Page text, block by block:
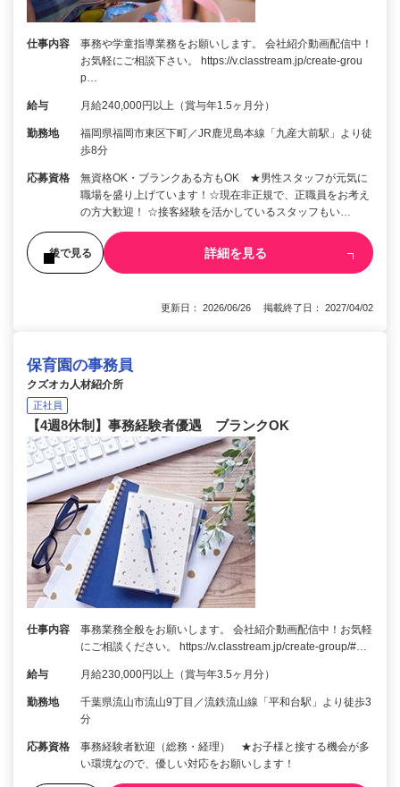
仕事内容
事務や学童指導業務をお願いします。 会社紹介動画配信中！
お気軽にご相談下さい。 https://v.classtream.jp/create-grou
p…
給与 月給240,000円以上（賞与年1.5ヶ月分）
勤務地
福岡県福岡市東区下町／JR鹿児島本線「九産大前駅」より徒
歩8分
応募資格
無資格OK・ブランクある方もOK ★男性スタッフが元気に
職場を盛り上げています！☆現在非正規で、正職員をお考え
の方大歓迎！ ☆接客経験を活かしているスタッフもい…
後で見る 詳細を見る
更新日： 2026/06/26 掲載終了日： 2027/04/02
保育園の事務員
クズオカ人材紹介所
正社員
【4週8休制】事務経験者優遇 ブランクOK
仕事内容
事務業務全般をお願いします。 会社紹介動画配信中！お気軽
にご相談ください。 https://v.classtream.jp/create-group/#…
給与 月給230,000円以上（賞与年3.5ヶ月分）
勤務地
千葉県流山市流山9丁目／流鉄流山線「平和台駅」より徒歩3
分
応募資格
事務経験者歓迎（総務・経理） ★お子様と接する機会が多
い環境なので、優しい対応をお願いします！